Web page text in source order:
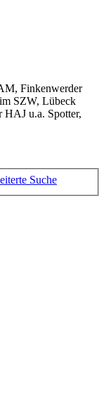
Finkenwerder
SZW, Lübeck
u.a. Spotter,
Suche